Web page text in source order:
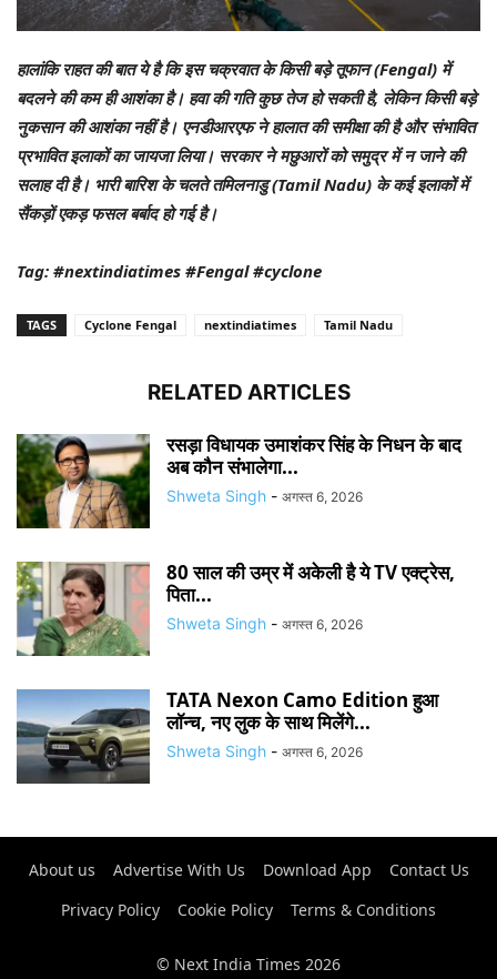
हालांकि राहत की बात ये है कि इस चक्रवात के किसी बड़े तूफान (Fengal) में
बदलने की कम ही आशंका है। हवा की गति कुछ तेज हो सकती है, लेकिन किसी बड़े
नुकसान की आशंका नहीं है। एनडीआरएफ ने हालात की समीक्षा की है और संभावित
प्रभावित इलाकों का जायजा लिया। सरकार ने मछुआरों को समुद्र में न जाने की
सलाह दी है। भारी बारिश के चलते तमिलनाडु (Tamil Nadu) के कई इलाकों में
सैंकड़ों एकड़ फसल बर्बाद हो गई है।
Tag: #nextindiatimes #Fengal #cyclone
TAGS Cyclone Fengal nextindiatimes Tamil Nadu
RELATED ARTICLES
रसड़ा विधायक उमाशंकर सिंह के निधन के बाद
अब कौन संभालेगा...
Shweta Singh - अगस्त 6, 2026
80 साल की उम्र में अकेली है ये TV एक्ट्रेस,
पिता...
Shweta Singh - अगस्त 6, 2026
TATA Nexon Camo Edition हुआ
लॉन्च, नए लुक के साथ मिलेंगे...
Shweta Singh - अगस्त 6, 2026
About us Advertise With Us Download App
Contact Us
Privacy Policy
Cookie Policy Terms & Conditions
© Next India Times 2026